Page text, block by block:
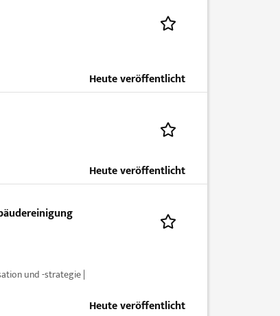
Heute veröffentlicht
Heute veröffentlicht
und -strategie |
Heute veröffentlicht